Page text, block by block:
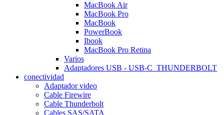
MacBook Air
MacBook Pro
MacBook
PowerBook
Ibook
MacBook Pro Retina
Varios
Adaptadores USB - USB-C_THUNDERBOLT
conectividad
Adaptador video
Cable Firewire
Cable Thunderbolt
Cables SAS/SATA